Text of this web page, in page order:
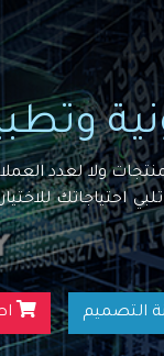
ولا لعدد
احتياجاتك
التصميم